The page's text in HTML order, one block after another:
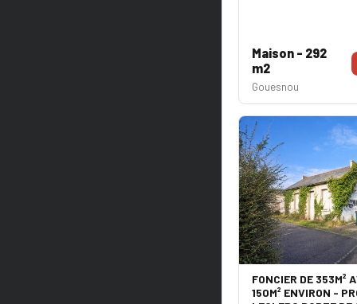
Maison - 292
m2
Gouesnou
FONCIER DE 353M²
150M² ENVIRON -